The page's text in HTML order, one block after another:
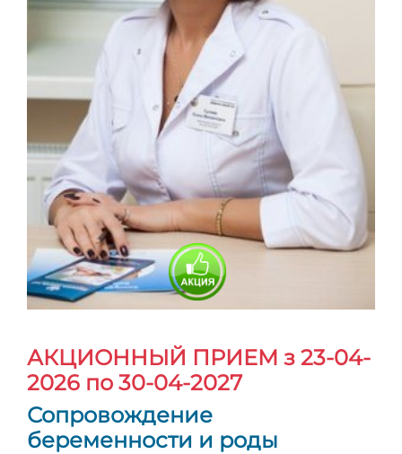
АКЦИОННЫЙ ПРИЕМ з 23-04-
2026 по 30-04-2027
Сопровождение
беременности и роды